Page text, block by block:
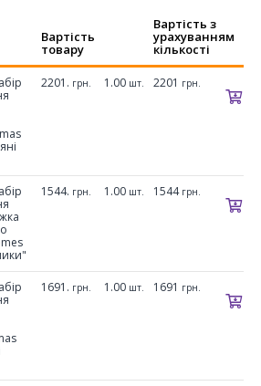
Вартість
товару
Вартість з
урахуванням
кількості
2201. грн. 1.00 шт. 2201 грн.
1544. грн. 1.00 шт. 1544 грн.
1691. грн. 1.00 шт. 1691 грн.